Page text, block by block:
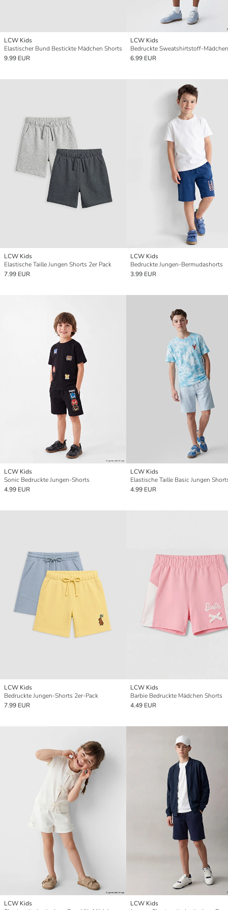
LCW Kids
Elastischer Bund Bestickte Mädchen Shorts
9.99 EUR
LCW Kids
Bedruckte Sweatshirtstoff-
6.99 EUR
LCW Kids
Elastische Taille Jungen Shorts 2er Pack
7.99 EUR
LCW Kids
Bedruckte Jungen-Bermudashorts
3.99 EUR
LCW Kids
Sonic Bedruckte Jungen-Shorts
4.99 EUR
LCW Kids
Elastische Taille Basic Jungen
4.99 EUR
LCW Kids
Bedruckte Jungen-Shorts 2er-Pack
7.99 EUR
LCW Kids
Barbie Bedruckte Mädchen Shorts
4.49 EUR
LCW Kids
LCW Kids